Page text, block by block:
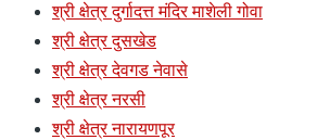
श्री क्षेत्र दुर्गादत्त मंदिर माशेली गोवा
श्री क्षेत्र दुसखेड
श्री क्षेत्र देवगड नेवासे
श्री क्षेत्र नरसी
श्री क्षेत्र नारायणपूर